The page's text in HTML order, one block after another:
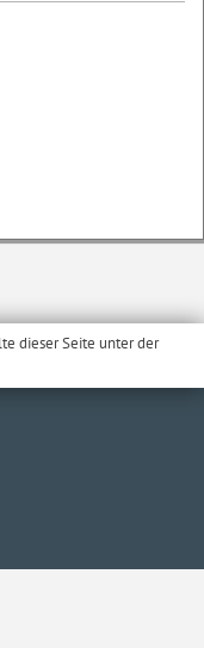
dieser Seite unter der